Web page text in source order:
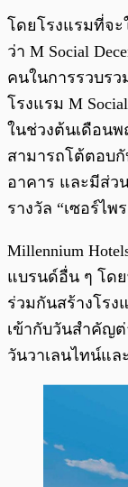
โดยโรงแรมที่จะ
ว่า M Social
คนในการรวบร
โรงแรม M
ในช่วงต้นเดือน
สามารถโต้ตอบ
อาคาร และมีส่ว
รางวัล “เซอร์ไ
Millennium
แบรนด์อื่น ๆ โด
ร่วมกันสร้างโรง
เข้ากับวันสำคัญต่
วันวาเลนไทน์แล